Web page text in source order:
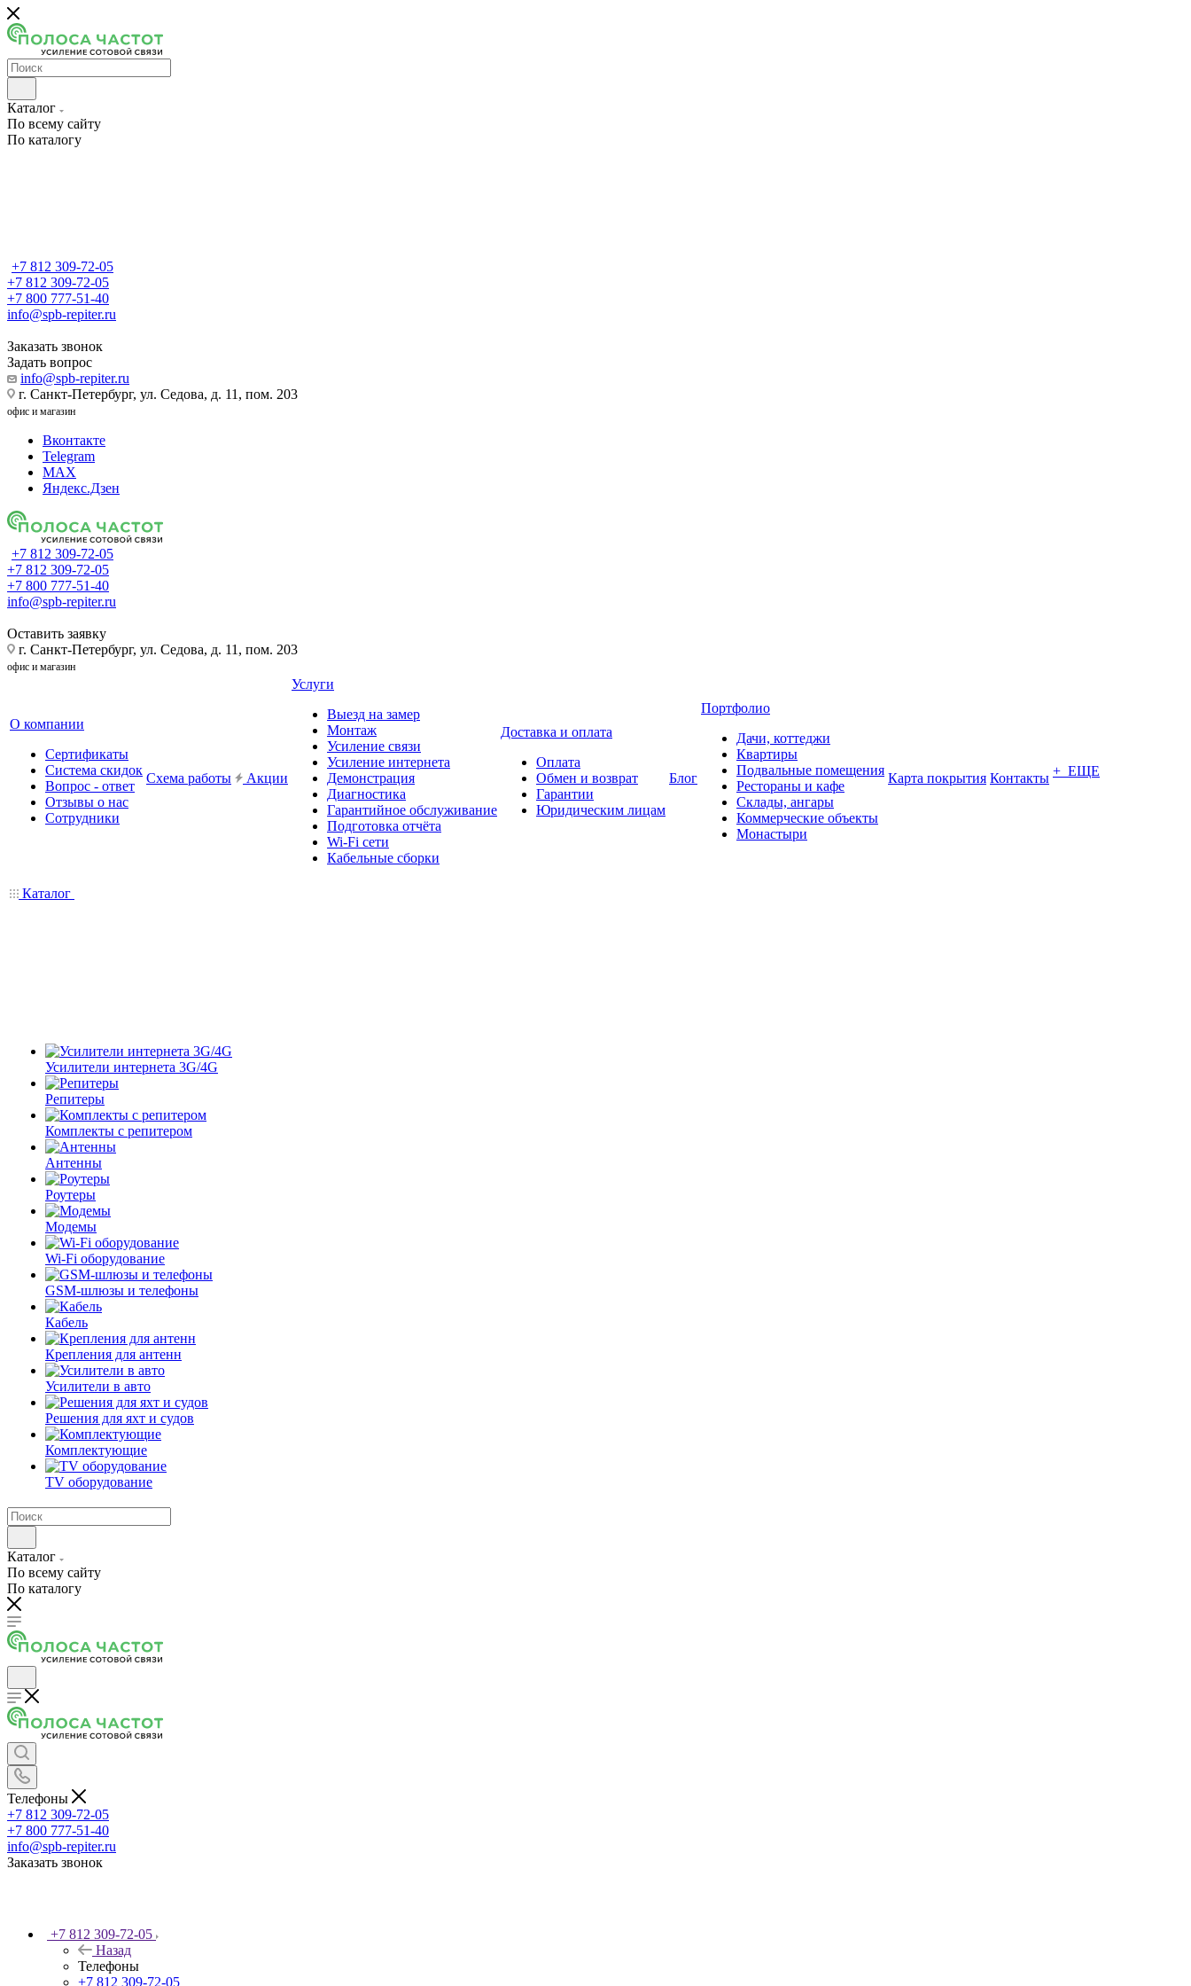
Каталог
По всему сайту
По каталогу
+7 812 309-72-05
+7 812 309-72-05
+7 800 777-51-40
info@spb-repiter.ru
Заказать звонок
Задать вопрос
info@spb-repiter.ru
г. Санкт-Петербург, ул. Седова, д. 11, пом. 203
офис и магазин
Вконтакте
Telegram
MAX
Яндекс.Дзен
+7 812 309-72-05
+7 812 309-72-05
+7 800 777-51-40
info@spb-repiter.ru
Оставить заявку
г. Санкт-Петербург, ул. Седова, д. 11, пом. 203
офис и магазин
О компании
Сертификаты
Система скидок
Вопрос - ответ
Отзывы о нас
Сотрудники
Схема работы Акции
Услуги
Выезд на замер
Монтаж
Усиление связи
Усиление интернета
Демонстрация
Диагностика
Гарантийное обслуживание
Подготовка отчёта
Wi-Fi сети
Кабельные сборки
Доставка и оплата
Оплата
Обмен и возврат
Гарантии
Юридическим лицам
Блог
Портфолио
Дачи, коттеджи
Квартиры
Подвальные помещения
Рестораны и кафе
Склады, ангары
Коммерческие объекты
Монастыри
Карта покрытия Контакты + ЕЩЕ
Каталог
Усилители интернета 3G/4G
Репитеры
Комплекты с репитером
Антенны
Роутеры
Модемы
Wi-Fi оборудование
GSM-шлюзы и телефоны
Кабель
Крепления для антенн
Усилители в авто
Решения для яхт и судов
Комплектующие
TV оборудование
Каталог
По всему сайту
По каталогу
Телефоны
+7 812 309-72-05
+7 800 777-51-40
info@spb-repiter.ru
Заказать звонок
+7 812 309-72-05
Назад
Телефоны
+7 812 309-72-05